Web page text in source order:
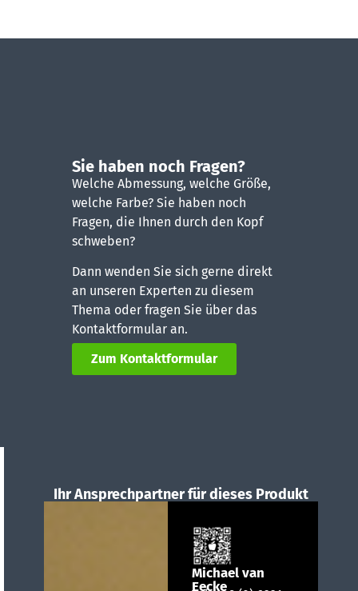
Sie haben noch Fragen?
Welche Abmessung, welche Größe,
welche Farbe? Sie haben noch
Fragen, die Ihnen durch den Kopf
schweben?
Dann wenden Sie sich gerne direkt
an unseren Experten zu diesem
Thema oder fragen Sie über das
Kontaktformular an.
Zum Kontaktformular
Ihr Ansprechpartner für dieses Produkt
Michael van
Eecke